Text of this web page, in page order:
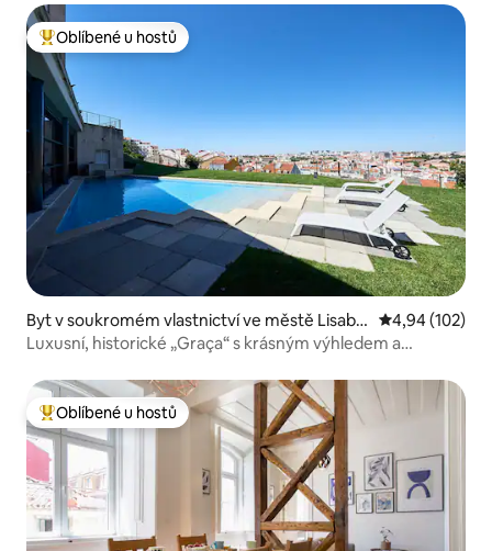
Nejlepší v kategorii Oblíbené u hostů
Oblíbené u hostů
Byt v soukromém vlastnictví ve městě Lisabo
n
Průměrné
4,94 (102)
Luxusní, historické „Graça“ s krásným výhledem a
Nejlepší v kategorii Oblíbené u hostů
Oblíbené u hostů